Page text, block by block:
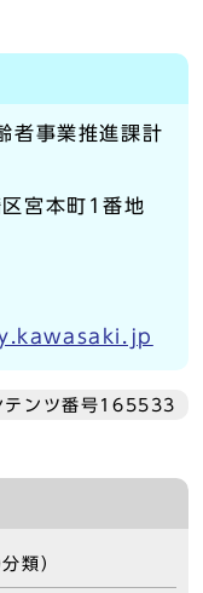
者事業推進課計
宮本町1番地
テンツ番号165533
類）